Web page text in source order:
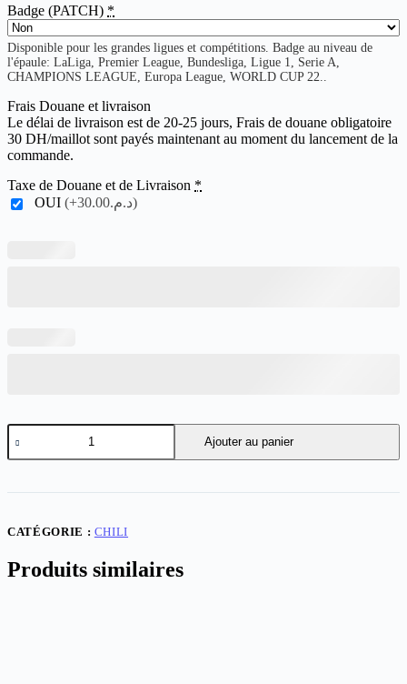
Badge (PATCH) *
Disponible pour les grandes ligues et compétitions. Badge au niveau de
l'épaule: LaLiga, Premier League, Bundesliga, Ligue 1, Serie A,
CHAMPIONS LEAGUE, Europa League, WORLD CUP 22..
Frais Douane et livraison
Le délai de livraison est de 20-25 jours, Frais de douane obligatoire
30 DH/maillot sont payés maintenant au moment du lancement de la
commande.
Taxe de Douane et de Livraison *
OUI
(+د.م.30.00)
quantité
de
Chile
1998
Ajouter au panier
CATÉGORIE : CHILI
Produits similaires